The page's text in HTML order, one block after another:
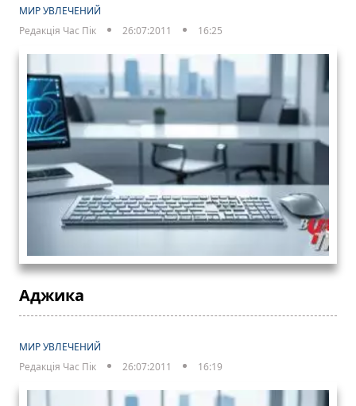
МИР УВЛЕЧЕНИЙ
Редакція Час Пік
26:07:2011 16:25
Аджика
МИР УВЛЕЧЕНИЙ
Редакція Час Пік
26:07:2011 16:19